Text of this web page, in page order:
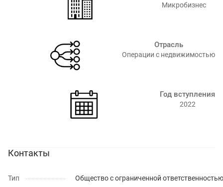
Микробизнес
Отрасль
Операции с недвижимостью⁠
Год вступления
2022
Контакты
Тип
Общество с ограниченной ответственностью